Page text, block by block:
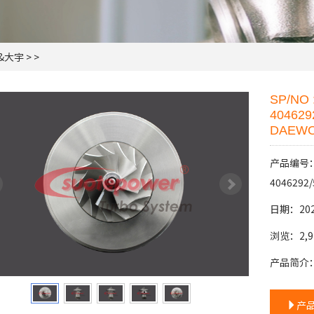
大宇 > >
SP/NO
产品编号
日期：
浏览：
产品简介
产